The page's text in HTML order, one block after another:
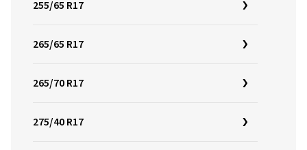
255/65 R17
265/65 R17
265/70 R17
275/40 R17